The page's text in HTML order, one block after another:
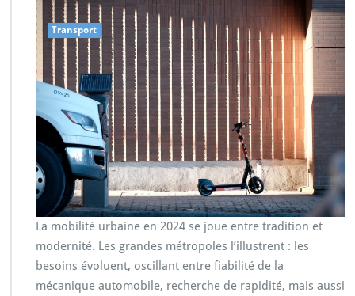
Transport
La mobilité urbaine en 2024 se joue entre tradition et
modernité. Les grandes métropoles l’illustrent : les
besoins évoluent, oscillant entre fiabilité de la
mécanique automobile, recherche de rapidité, mais aussi